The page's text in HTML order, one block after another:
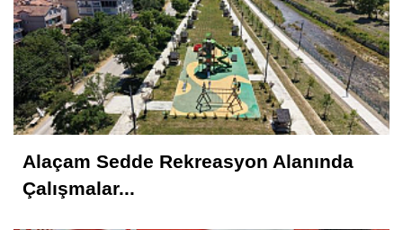
Kavranoğlu
Kirli Şehir ve Caddeler!...
Hüseyin KURT
Atatürk'ün Adıyla, Üniter Devletin
Alaçam Sedde Rekreasyon Alanında
Çalışmalar...